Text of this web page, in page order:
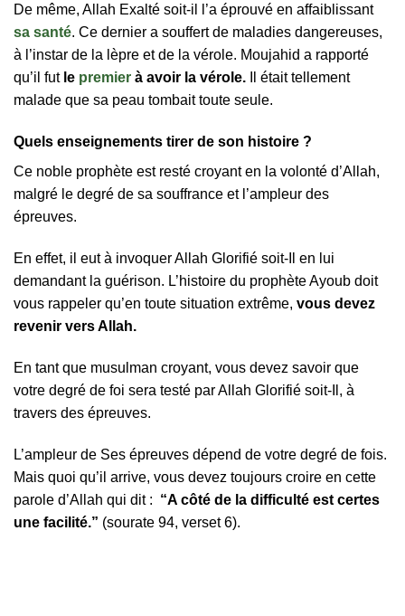
De même, Allah Exalté soit-il l’a éprouvé en affaiblissant
sa santé. Ce dernier a souffert de maladies dangereuses,
à l’instar de la lèpre et de la vérole. Moujahid a rapporté
qu’il fut le premier à avoir la vérole.
Il était tellement
malade que sa peau tombait toute seule.
Quels enseignements tirer de son histoire ?
Ce noble prophète est resté croyant en la volonté d’Allah,
malgré le degré de sa souffrance et l’ampleur des
épreuves.
En effet, il eut à invoquer Allah Glorifié soit-Il en lui
demandant la guérison. L’histoire du prophète Ayoub doit
vous rappeler qu’en toute situation extrême, vous devez
revenir vers Allah.
En tant que musulman croyant, vous devez savoir que
votre degré de foi sera testé par Allah Glorifié soit-Il, à
travers des épreuves.
L’ampleur de Ses épreuves dépend de votre degré de fois.
Mais quoi qu’il arrive, vous devez toujours croire en cette
parole d’Allah qui dit : “A côté de la difficulté est certes
une facilité.” (sourate 94, verset 6).